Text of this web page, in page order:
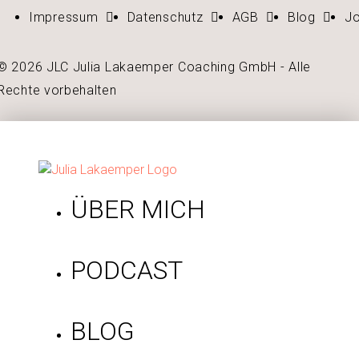
Impressum Datenschutz AGB Blog
2026 JLC Julia Lakaemper Coaching GmbH - Alle
vorbehalten
ÜBER MICH
PODCAST
BLOG